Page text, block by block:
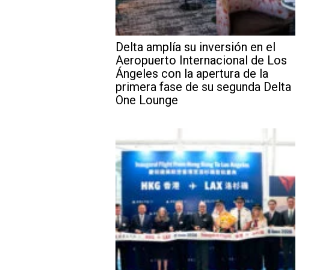
Delta amplía su inversión en el
Aeropuerto Internacional de Los
Ángeles con la apertura de la
primera fase de su segunda Delta
One Lounge